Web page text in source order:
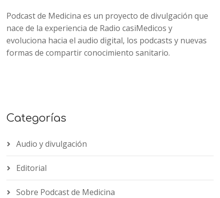
Podcast de Medicina es un proyecto de divulgación que
nace de la experiencia de Radio casiMedicos y
evoluciona hacia el audio digital, los podcasts y nuevas
formas de compartir conocimiento sanitario.
Categorías
Audio y divulgación
Editorial
Sobre Podcast de Medicina